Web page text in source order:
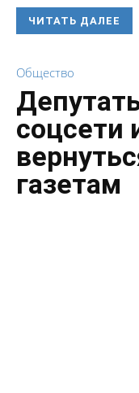
ЧИТАТЬ ДАЛЕЕ
Общество
соцсети
газетам